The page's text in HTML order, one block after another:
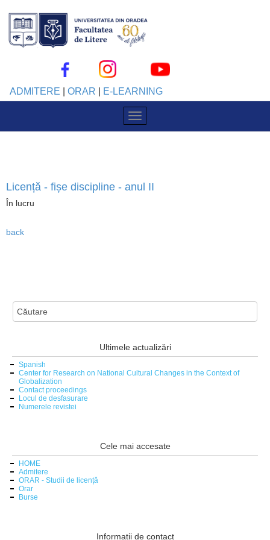
ADMITERE ORAR E-LEARNING
Licență - fișe discipline - anul II
În lucru
back
Ultimele actualizări
Spanish
Center for Research on National Cultural Changes in the Context of
Globalization
Contact proceedings
Locul de desfasurare
Numerele revistei
Cele mai accesate
HOME
Admitere
ORAR - Studii de licență
Orar
Burse
Informații de contact